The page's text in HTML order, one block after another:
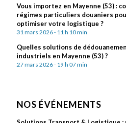
Vous importez en Mayenne (53) :
régimes particuliers douaniers
optimiser votre logistique ?
31 mars 2026 - 11 h 10 min
Quelles solutions de
industriels en Mayenne (53) ?
27 mars 2026 - 19 h 07 min
NOS ÉVÉNEMENTS